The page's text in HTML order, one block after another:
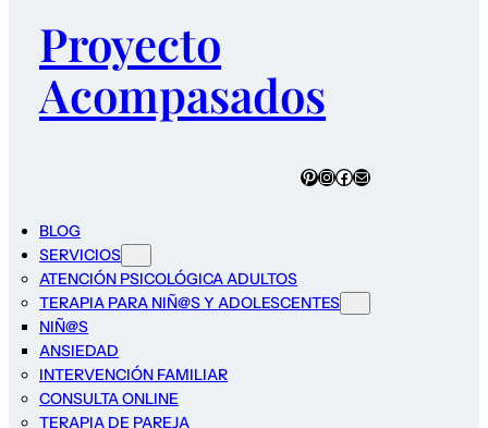
Proyecto
Acompasados
Pinterest
Instagram
Facebook
Correo electrónico
BLOG
SERVICIOS
ATENCIÓN PSICOLÓGICA ADULTOS
TERAPIA PARA NIÑ@S Y ADOLESCENTES
NIÑ@S
ANSIEDAD
INTERVENCIÓN FAMILIAR
CONSULTA ONLINE
TERAPIA DE PAREJA